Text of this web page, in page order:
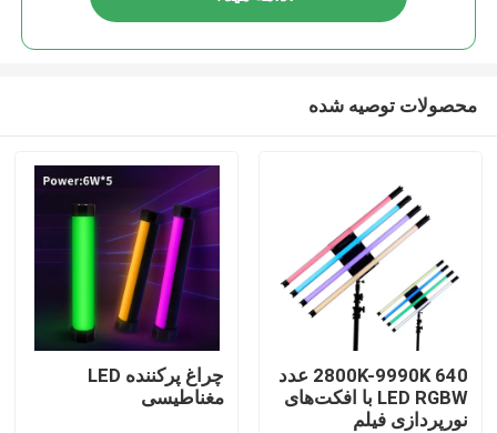
خونه
محصولات
محصولات توصیه شده
2800K-9990K 640 عدد
LED RGBW با افکت‌های
نورپردازی فیلم
چراغ پرکننده LED
مغناطیسی